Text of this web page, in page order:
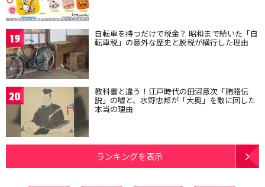
19 自転車を持つだけで税金？ 昭和まで続いた「自
転車税」の意外な歴史と脱税が横行した理由
20 教科書と違う！江戸時代の田沼意次「賄賂伝
説」の嘘と、水野忠邦が「大奥」を敵に回した
本当の理由
ランキングを表示